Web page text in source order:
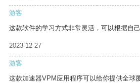
游客
这款软件的学习方式非常灵活，可以根据自
2023-12-27
游客
这款加速器VPM应用程序可以给你提供全球